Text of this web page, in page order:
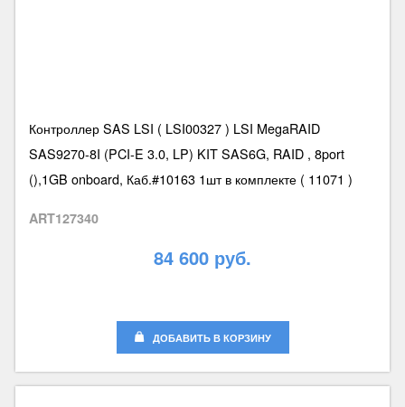
Контроллер SAS LSI ( LSI00327 ) LSI MegaRAID
SAS9270-8I (PCI-E 3.0, LP) KIT SAS6G, RAID , 8port
(),1GB onboard, Каб.#10163 1шт в комплекте ( 11071 )
ART127340
84 600 руб.
ДОБАВИТЬ В КОРЗИНУ